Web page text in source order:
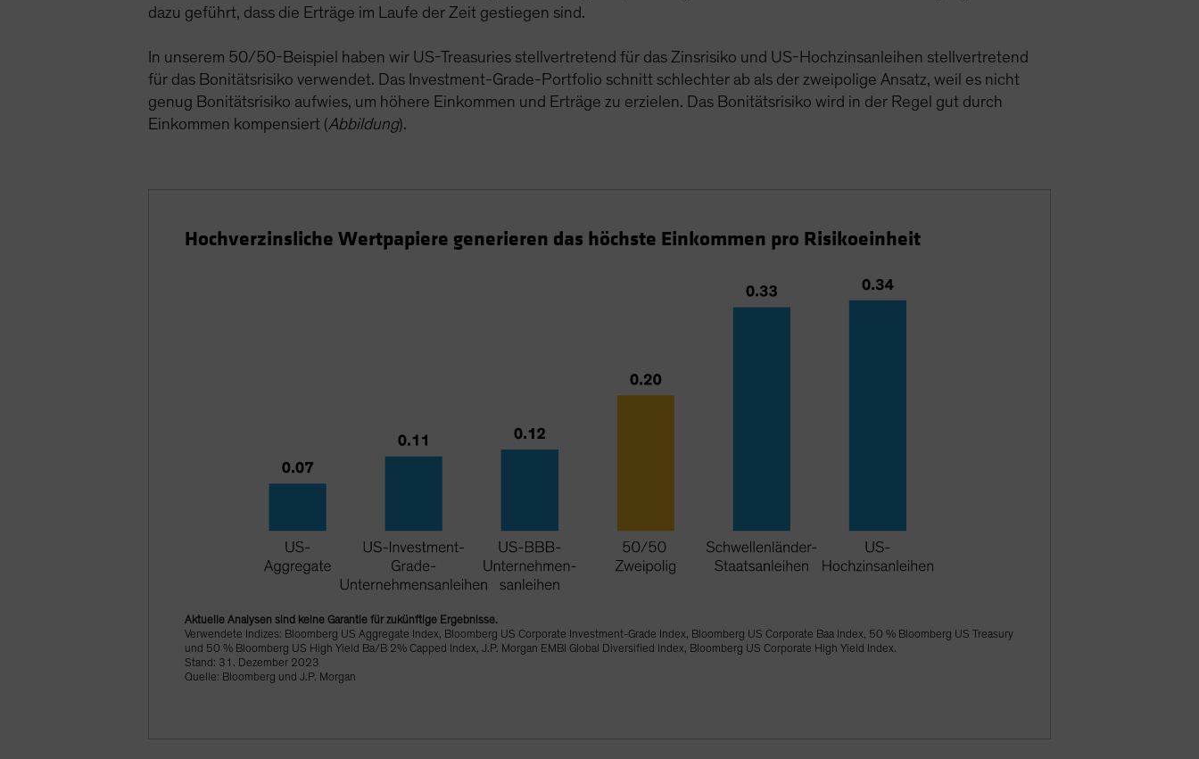
dazu geführt, dass die Erträge im Laufe der Zeit gestiegen sind.
In unserem 50/50-Beispiel haben wir US-Treasuries stellvertretend für das Zinsrisiko und US-Hochzinsanleihen stellvertretend
für das Bonitätsrisiko verwendet. Das Investment-Grade-Portfolio schnitt schlechter ab als der zweipolige Ansatz, weil es nicht
genug Bonitätsrisiko aufwies, um höhere Einkommen und Erträge zu erzielen. Das Bonitätsrisiko wird in der Regel gut durch
Einkommen kompensiert (Abbildung).
Hochverzinsliche Wertpapiere generieren das höchste Einkommen pro Risikoeinheit
Aktuelle Analysen sind keine Garantie für zukünftige Ergebnisse.
Verwendete Indizes: Bloomberg US Aggregate Index, Bloomberg US Corporate Investment-Grade Index, Bloomberg US Corporate Baa Index, 50 % Bloomberg US Treasury
und 50 % Bloomberg US High Yield Ba/B 2% Capped Index, J.P. Morgan EMBI Global Diversified Index, Bloomberg US Corporate High Yield Index.
Stand: 31. Dezember 2023
Quelle: Bloomberg und J.P. Morgan